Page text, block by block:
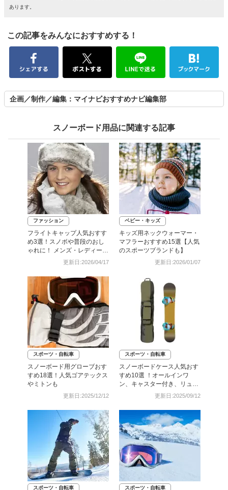
あります。
この記事をみんなにおすすめする！
企画／制作／編集：マイナビおすすめナビ編集部
スノーボード用品に関連する記事
ファッション
フライトキャップ人気おすす
め3選！スノボや普段のおし
ゃれに！ メンズ・レディース
更新日:2026/04/17
ベビー・キッズ
キッズ用ネックウォーマー・
マフラーおすすめ15選【人気
のスポーツブランドも】
更新日:2026/01/07
スポーツ・自転車
スノーボード用グローブおす
すめ18選！人気ゴアテックス
やミトンも
更新日:2025/12/12
スポーツ・自転車
スノーボードケース人気おす
すめ10選 ！オールインワ
ン、キャスター付き、リュッ
クになる3WAYも更新日:2025/09/12
スポーツ・自転車 スポーツ・自転車